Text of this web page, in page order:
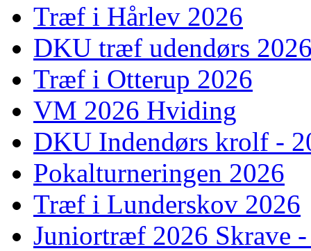
Træf i Hårlev 2026
DKU træf udendørs
Træf i Otterup 2026
VM 2026 Hviding
DKU Indendørs krolf -
Pokalturneringen 2026
Træf i Lunderskov 2026
Juniortræf 2026 Skrave